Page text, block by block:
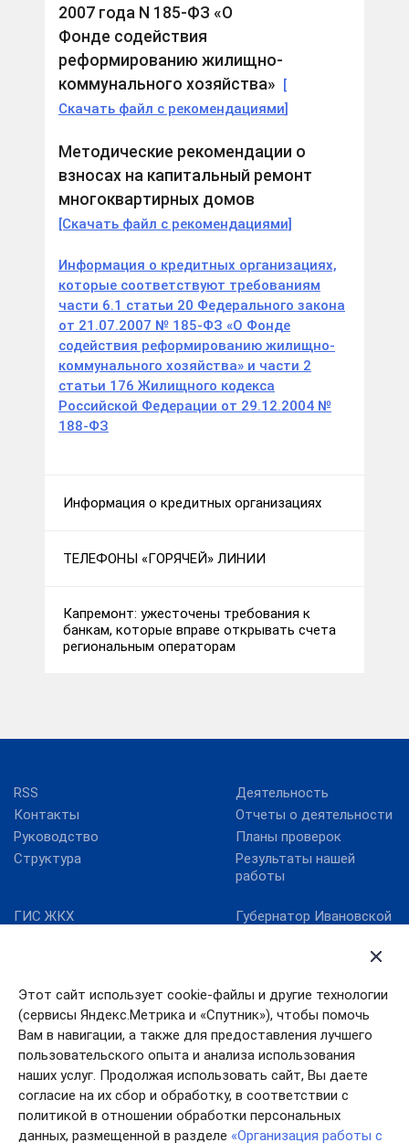
Этот сайт использует cookie-файлы и другие технологии
(сервисы Яндекс.Метрика и «Спутник»), чтобы помочь
Вам в навигации, а также для предоставления лучшего
пользовательского опыта и анализа использования
наших услуг. Продолжая использовать сайт, Вы даете
согласие на их сбор и обработку, в соответствии с
политикой в отношении обработки персональных
данных, размещенной в разделе «Организация работы с
2007 года N 185-ФЗ «О
Фонде содействия
реформированию жилищно-
коммунального хозяйства»
[
Скачать файл с рекомендациями]
Методические рекомендации о
взносах на капитальный ремонт
многоквартирных домов
[Скачать файл с рекомендациями]
Информация о кредитных организациях,
которые соответствуют требованиям
части 6.1 статьи 20 Федерального закона
от 21.07.2007 № 185-ФЗ «О Фонде
содействия реформированию жилищно-
коммунального хозяйства» и части 2
статьи 176 Жилищного кодекса
Российской Федерации от 29.12.2004 №
188-ФЗ
Информация о кредитных организациях
ТЕЛЕФОНЫ «ГОРЯЧЕЙ» ЛИНИИ
Капремонт: ужесточены требования к
банкам, которые вправе открывать счета
региональным операторам
RSS
Контакты
Руководство
Структура
Деятельность
Отчеты о деятельности
Планы проверок
Результаты нашей
работы
ГИС ЖКХ
ЖКХ Ивановской
области
Карта сайта
Минкомсвязь РФ
Губернатор Ивановской
Правительство
Ивановской области
Работа в России